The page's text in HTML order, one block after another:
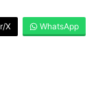
X WhatsApp